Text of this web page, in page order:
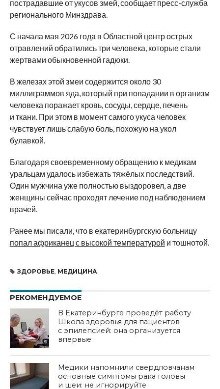
пострадавшие от укусов змей, сообщает пресс-служба
регионального Минздрава.
С начала мая 2026 года в Областной центр острых
отравлений обратились три человека, которые стали
жертвами обыкновенной гадюки.
В железах этой змеи содержится около 30
миллиграммов яда, который при попадании в организм
человека поражает кровь, сосуды, сердце, печень
и ткани. При этом в момент самого укуса человек
чувствует лишь слабую боль, похожую на укол
булавкой.
Благодаря своевременному обращению к медикам
уральцам удалось избежать тяжёлых последствий.
Один мужчина уже полностью выздоровел, а две
женщины сейчас проходят лечение под наблюдением
врачей.
Ранее мы писали, что в екатеринбургскую больницу
попал африканец с высокой температурой и тошнотой.
ЗДОРОВЬЕ, МЕДИЦИНА
РЕКОМЕНДУЕМОЕ
В Екатеринбурге проведёт работу
Школа здоровья для пациентов
с эпилепсией: она организуется
впервые
Медики напомнили свердловчанам
основные симптомы рака головы
и шеи: не игнорируйте